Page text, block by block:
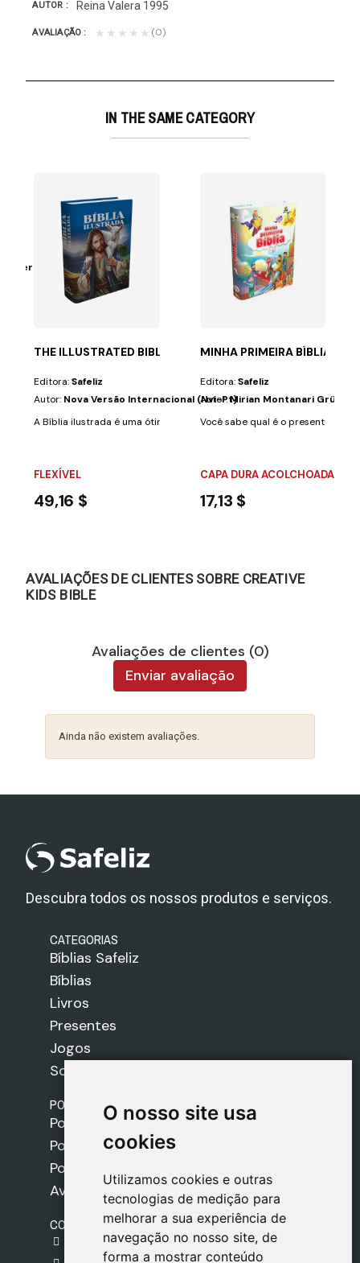
O nosso site usa
cookies
Utilizamos cookies e outras
tecnologias de medição para
melhorar a sua experiência de
navegação no nosso site, de
forma a mostrar conteúdo
O nosso site usa
cookies
Utilizamos cookies e outras
tecnologias de medição para
melhorar a sua experiência de
navegação no nosso site, de
forma a mostrar conteúdo
AUTOR Reina Valera 1995
AVALIAÇÃO ★★★★★ (0)
IN THE SAME CATEGORY
de um...
valioso que os pais podem dar aos seus filhos?...
THE ILLUSTRATED BIBLE
Editora:Safeliz
Autor: Nova Versão Internacional (Nvi-Pt)
A Bíblia ilustrada é uma ótima maneira de aproximar crianças e
FLEXÍVEL
49,16 $
MINHA PRIMEIRA BÍBLIA
Editora:Safeliz
Autor:Mirian Montanari
Você sabe qual é o presente mais
CAPA DURA ACOLCHOADA
17,13 $
AVALIAÇÕES DE CLIENTES SOBRE CREATIVE
KIDS BIBLE
Avaliações de clientes (0)
Enviar avaliação
Ainda não existem avaliações.
Descubra todos os nossos produtos e serviços.
CATEGORIAS
Bíblias Safeliz
Bíblias
Livros
Presentes
Jogos
Sobre nós
POLÍTICAS
Política de Envios
Política de Cookies
Política de Privacidade
Aviso Legal
CONTACTO
gestion@safeliz.com